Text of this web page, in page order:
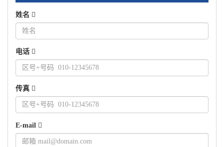
姓名
电话
传真
E-mail